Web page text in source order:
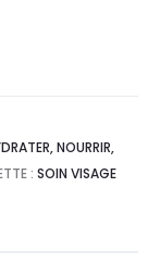
NOURRIR,
: SOIN VISAGE